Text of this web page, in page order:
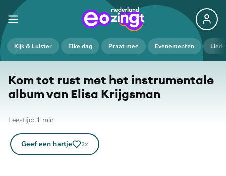
Kijk & Luister Elke dag Praat mee Evenementen
Kom tot rust met het in­stru­men­ta­le
album van Elisa Krijgsman
Leestijd: 1 min
Geef een hartje 2x